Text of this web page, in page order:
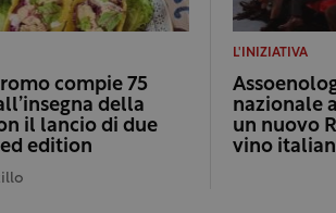
compie 75
della
il lancio di due
edition
L'INIZIATIVA
nazionale
un nuovo
vino